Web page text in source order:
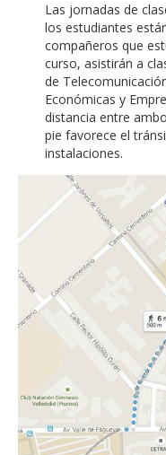
Las jornadas de
los estudiantes
compañeros que
curso, asistirán a
de
Económicas y
distancia entre
pie favorece el
instalaciones.